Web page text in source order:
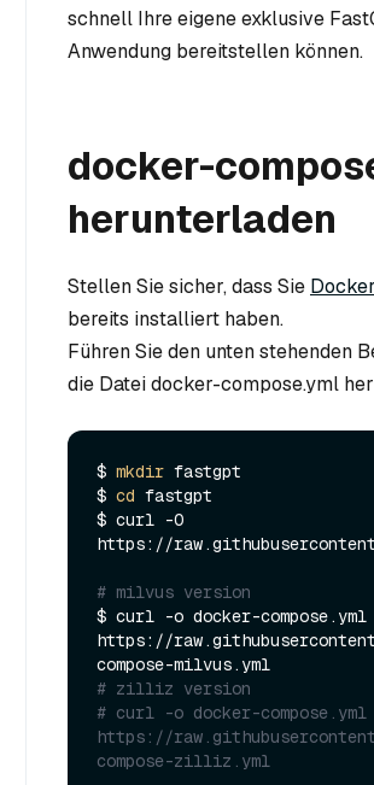
schnell Ihre eigene exklusive
Anwendung bereitstellen können.
docker-
herunterladen
Stellen Sie sicher, dass Sie
bereits installiert haben.
Führen Sie den unten stehenden
die Datei docker-compose.yml
$ mkdir fastgpt
$ cd fastgpt
$ curl -O
https://
# milvus version
$ curl -o docker-compose.yml
https://
# zilliz version
# curl -o docker-compose.yml
https://
compose-zilliz.yml